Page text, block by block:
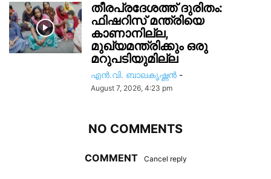
തീരപ്രദേശത്ത് ദുരിതം:
ഫിഷറിസ്‌ മന്ത്രിയെ
കാണാനില്ല,
മുഖ്യമന്ത്രിക്കും ഒരു
മറുപടിയുമില്ല
എൻ.വി. ബാലകൃഷ്ണൻ -
August 7, 2026, 4:23 pm
NO COMMENTS
COMMENT Cancel reply